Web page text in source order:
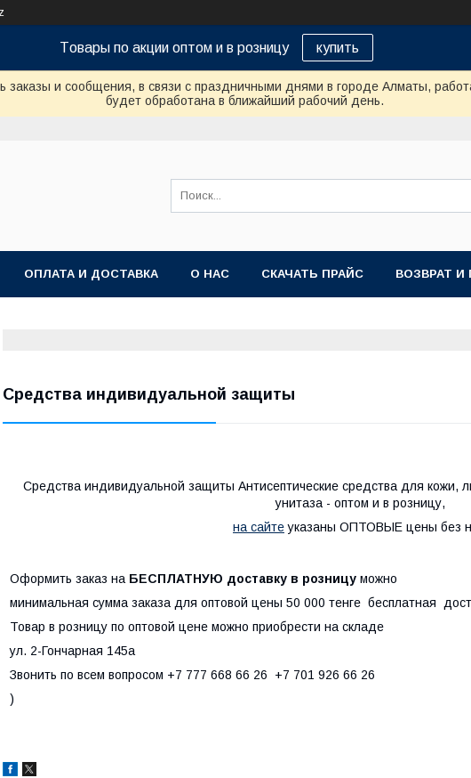
Tовары по акции оптом и в розницу купить
заказы и сообщения, в связи с праздничными днями в городе Алматы,
будет обработана в ближайший рабочий день.
ОПЛАТА И ДОСТАВКА О НАС СКАЧАТЬ ПРАЙС ВОЗВРАТ И
Средства индивидуальной защиты
Средства индивидуальной защиты Антисептические средства для кожи,
унитаза - оптом и в розницу,
на сайтеуказаны ОПТОВЫЕ цены без
Оформить заказ на БЕСПЛАТНУЮ доставку в розницу можно
минимальная сумма заказа для оптовой цены 50 000 тенге бесплатная
Товар в розницу по оптовой цене можно приобрести на складе
ул. 2-Гончарная 145а
Звонить по всем вопросом +7 777 668 66 26 +7 701 926 66 26
)